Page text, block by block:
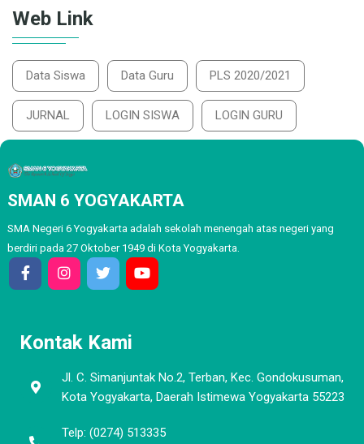
Web Link
Data Siswa Data Guru PLS 2020/2021
JURNAL LOGIN SISWA LOGIN GURU
SMAN 6 YOGYAKARTA
SMA Negeri 6 Yogyakarta adalah sekolah menengah atas negeri yang
berdiri pada 27 Oktober 1949 di Kota Yogyakarta.
Kontak Kami
Jl. C. Simanjuntak No.2, Terban, Kec. Gondokusuman,
Kota Yogyakarta, Daerah Istimewa Yogyakarta 55223
Telp: (0274) 513335